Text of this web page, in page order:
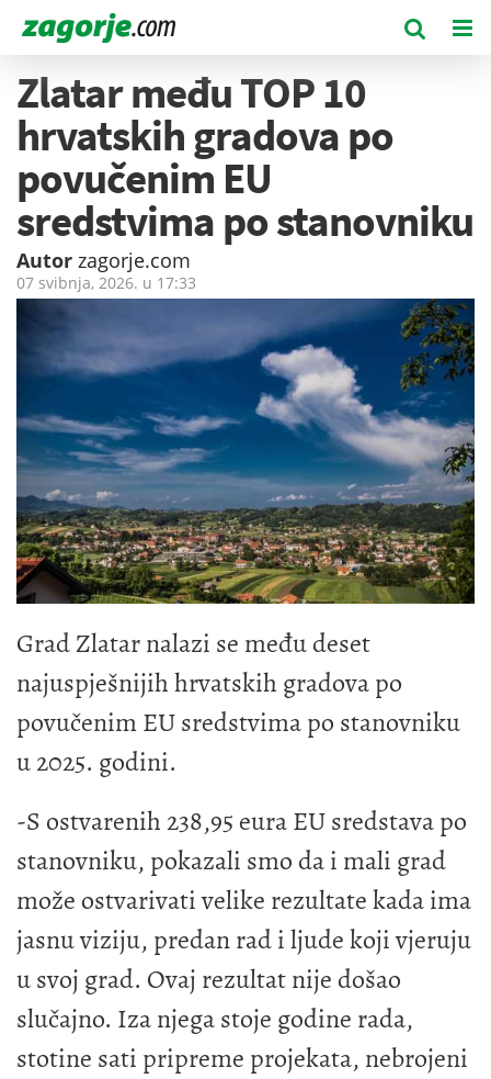
Zlatar među TOP 10
hrvatskih gradova po
povučenim EU
sredstvima po stanovniku
Autor zagorje.com
07 svibnja, 2026. u 17:33
Grad Zlatar nalazi se među deset
najuspješnijih hrvatskih gradova po
povučenim EU sredstvima po stanovniku
u 2025. godini.
-S ostvarenih 238,95 eura EU sredstava po
stanovniku, pokazali smo da i mali grad
može ostvarivati velike rezultate kada ima
jasnu viziju, predan rad i ljude koji vjeruju
u svoj grad. Ovaj rezultat nije došao
slučajno. Iza njega stoje godine rada,
stotine sati pripreme projekata, nebrojeni